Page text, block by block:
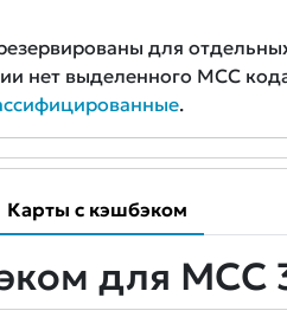
для
нет выделенного MCC
.
Карты с кэшбэком
для MCC